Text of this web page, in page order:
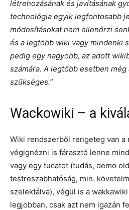
létrehozásának és javításának
technológia egyik legfontosabb
módosításokat nem ellenőrzi
és a legtöbb wiki vagy mindenki
pedig egy nagyobb, az adott
számára. A legtöbb esetben
szükséges.”
Wackowiki – a
Wiki rendszerből rengeteg van a
végignézni is fárasztó lenne
vagy egy tucatot (tudás, demo
testreszabhatóság, min.
szelektálva), végül is a
legjobban, csak azt nem igazán